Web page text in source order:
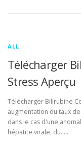
ALL
Télécharger
Stress Aperçu
Télécharger Bilirubine
augmentation du taux
dans le cas d'une
hépatite virale, du. …